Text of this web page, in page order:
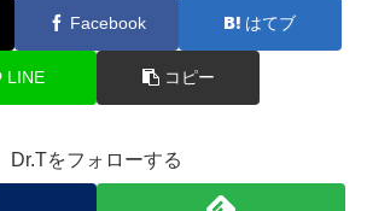
Facebook はてブ
LINE コピー
Dr.Tをフォローする